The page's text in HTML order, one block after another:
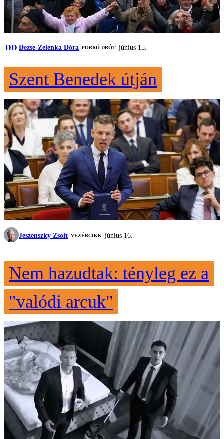
DD Dezse-Zelenka Dóra FORRÓ DRÓT június 15.
Szent Benedek útján
Jeszenszky Zsolt VEZÉRCIKK június 16.
Nem hazudtak: tényleg ez a
"valódi arcuk"